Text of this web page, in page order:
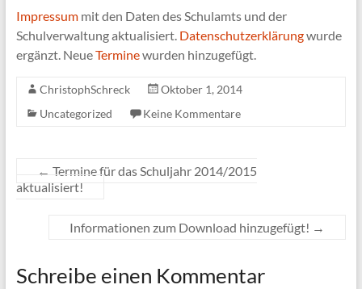
Impressum mit den Daten des Schulamts und der
Schulverwaltung aktualisiert. Datenschutzerklärungwurde
ergänzt. NeueTerminewurden hinzugefügt.
ChristophSchreck
Oktober 1, 2014
Uncategorized
Keine Kommentare
← Termine für das Schuljahr 2014/2015
aktualisiert!
Informationen zum Download hinzugefügt! →
Schreibe einen Kommentar